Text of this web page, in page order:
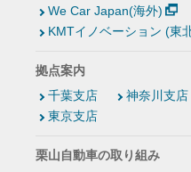
We Car Japan(海外)
KMTイノベーション (東
拠点案内
千葉支店
神奈川支店
東京支店
栗山自動車の取り組み